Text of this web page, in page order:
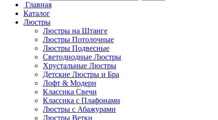
Главная
Каталог
Люстры
Люстры на Штанге
Люстры Потолочные
Люстры Подвесные
Светодиодные Люстры
Хрустальные Люстры
Детские Люстры и Бра
Лофт & Модерн
Классика Свечи
Классика с Плафонами
Люстры с Абажурами
Люстры Ветки